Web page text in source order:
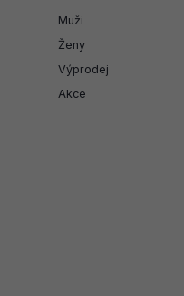
Muži
Ženy
Výprodej
Akce